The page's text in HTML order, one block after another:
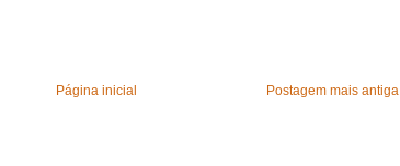
Postagem mais antiga
Página inicial